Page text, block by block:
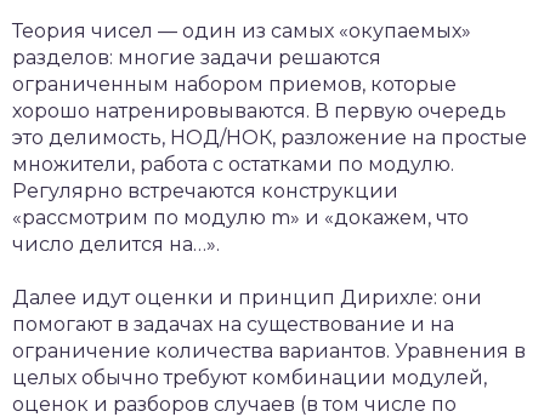
Теория чисел — один из самых «окупаемых»
разделов: многие задачи решаются
ограниченным набором приемов, которые
хорошо натренировываются. В первую очередь
это делимость, НОД/НОК, разложение на простые
множители, работа с остатками по модулю.
Регулярно встречаются конструкции
«рассмотрим по модулю m» и «докажем, что
число делится на…».
Далее идут оценки и принцип Дирихле: они
помогают в задачах на существование и на
ограничение количества вариантов. Уравнения в
целых обычно требуют комбинации модулей,
оценок и разборов случаев (в том числе по